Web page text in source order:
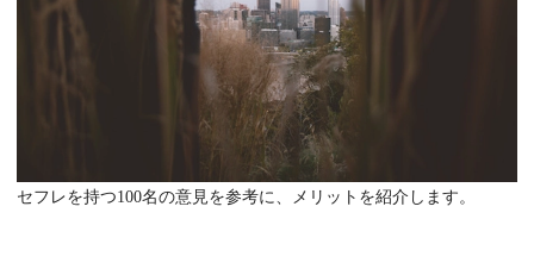
セフレを持つ100名の意見を参考に、メリットを紹介します。